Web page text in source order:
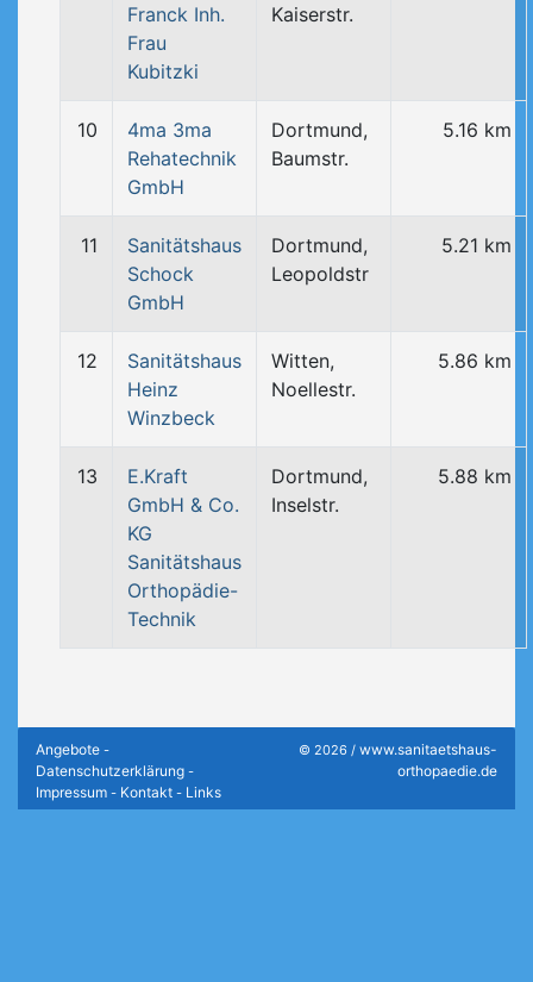
Franck Inh.
Frau
Kubitzki
Kaiserstr.
10
4ma 3ma
Rehatechnik
GmbH
Dortmund,
Baumstr.
5.16 km
11
Sanitätshaus
Schock
GmbH
Dortmund,
Leopoldstr
5.21 km
12
Sanitätshaus
Heinz
Winzbeck
Witten,
Noellestr.
5.86 km
13
E.Kraft
GmbH & Co.
KG
Sanitätshaus
Orthopädie-
Technik
Dortmund,
Inselstr.
5.88 km
Angebote -
Datenschutzerklärung -
Impressum - Kontakt - Links
© 2026 / www.sanitaetshaus-
orthopaedie.de